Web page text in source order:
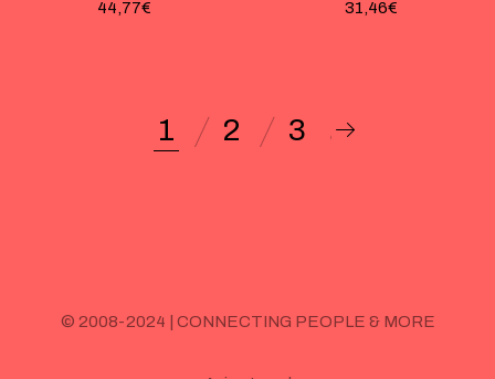
44,77€
31,46€
1 2 3
© 2008-2024 | CONNECTING PEOPLE & MORE